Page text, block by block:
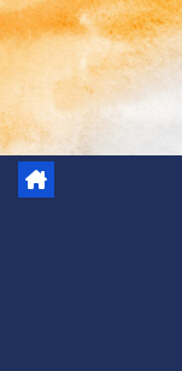
Skip
to
content